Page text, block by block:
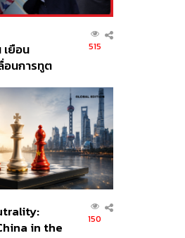
ยือน
อนการทูต
ย –
515
in the
150